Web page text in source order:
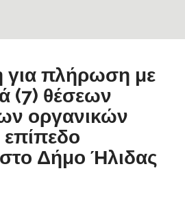
για πλήρωση με
(7) θέσεων
οργανικών
Δήμο Ήλιδας